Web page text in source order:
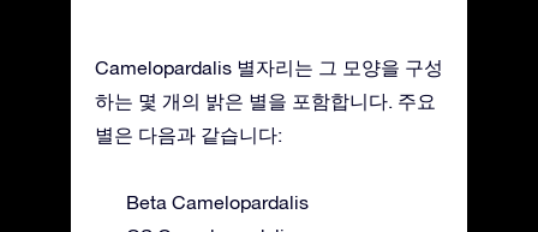
Camelopardalis 별자리는 그 모양을 구성
하는 몇 개의 밝은 별을 포함합니다. 주요
별은 다음과 같습니다:
Beta Camelopardalis